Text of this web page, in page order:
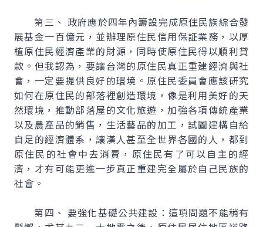
第三、 政府應於四年內籌設完成原住民族綜合發
展基金一百億元，並辦理原住民信用保証業務，以厚
植原住民經濟產業的財源，同時使原住民得以順利貸
款。但我認為，要讓台灣的原住民真正重建經濟與社
會，一定要提供良好的環境。原住民委員會應該研究
如何在原住民的部落裡創造環境，像是利用美好的天
然環境，推動部落屋的文化旅遊，加強各項傳統產業
以及農產品的銷售，生活藝品的加工，試圖建構自給
自足的經濟體系，讓漢人甚至全世界各國的人，都到
原住民的社會中去消費，原住民有了可以自主的經
濟，才有可能更進一步真正重建完全屬於自己民族的
社會。
第四、 要強化基礎公共建設：這項問題不能稍有